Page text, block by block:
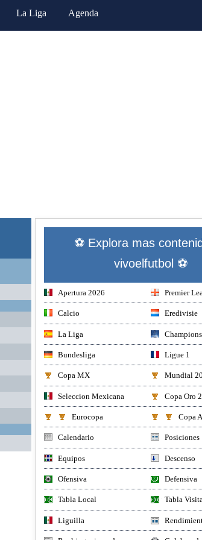
La Liga Agenda
⚽ Explora mas
vivoelfutbol ⚽
Apertura 2026 Premier
Calcio Eredivisie
La Liga
Bundesliga Ligue 1
Copa MX Mundial
Seleccion Mexicana Copa Oro
Eurocopa Copa
Calendario Posiciones
Equipos Descenso
Ofensiva Defensiva
Tabla Local Tabla
Liguilla